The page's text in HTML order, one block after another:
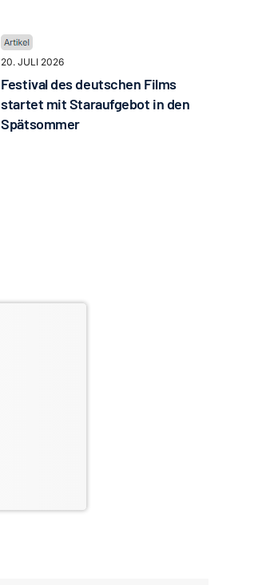
20. JULI 2026
Festival des deutschen Films
startet mit Staraufgebot in den
Spätsommer